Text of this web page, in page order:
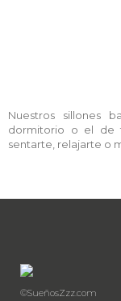
Nuestros sillones
dormitorio o el de
sentarte, relajarte o
©SueñosZzz.com